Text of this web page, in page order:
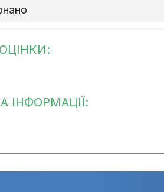
не розпочато
ІНФОРМАЦІЇ: